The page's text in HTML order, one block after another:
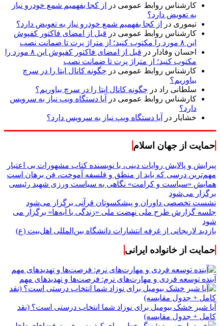
کارشناس روابط عمومی در
از کجا بفهمیم شمع خودرو نیاز
به تعویض دارد؟
تیموری در
از کجا بفهمیم شمع خودرو نیاز به تعویض دارد؟
کارشناس روابط عمومی در قبل از امضای فاکتور کفپوش
این ۸ مورد را مکتوب کنید؛ از متراژ پرت تا ضمانت نصب
احسان وفادار در
قبل از امضای فاکتور کفپوش این ۸ مورد را
مکتوب کنید؛ از متراژ پرت تا ضمانت نصب
کارشناس روابط عمومی در چگونه کانال ایتا را در سرچ
بیاوریم؟
سلطانی راد در چگونه کانال ایتا را در سرچ بیاوریم؟
کارشناس روابط عمومی در
آیا دستگاه ویپ نیاز به سرویس
دارد؟
خشایار در آیا دستگاه ویپ نیاز به سرویس دارد؟
حمایت از جهان اسلام
پیرایش و پالایش روایات دینی، با نویسنده کتاب مشهورات بی اعتبار
مهم‌ترین درسی که باید از منطق و فلسفه آموخت، فن برهان است
همایش «سیاست و کرامت» نگاهی به سیاست ورزی شهید رئیسی
برگزار می‌شود
نشست تخصصی داوران و پیشکسوتان قرآنی برگزار می‌شود
جلسه گزارش طرح ملی نهضت ملی «زندگی با آیه‌ها» برگزار می
شود
بازدید لاریجانی از غرفه انتشارات دانشگاه بین‌المللی اهل‌بیت (ع)
حمایت از خانواده ایرانی
آینده توسعه فردی و مهارت‌های نرم: فرصت‌ها و تهدیدهای مهم
آیا شیر خشک بیومیل برای نوزاد شما انتخاب درستی است؟ (نقد
کامل + جدول مقایسه)